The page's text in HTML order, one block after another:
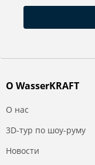
О WasserKRAFT
О нас
3D-тур по шоу-руму
Новости